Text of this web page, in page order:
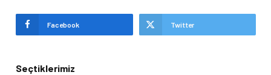
Facebook Twitter
Seçtiklerimiz